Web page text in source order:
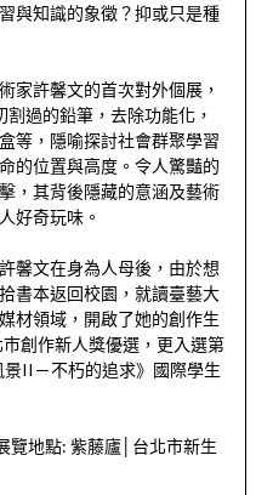
與知識的象徵？抑或只是種
家許馨文的首次對外個展，
過的鉛筆，去除功能化，
等，隱喻探討社會群聚學習
的位置與高度。令人驚豔的
，其背後隱藏的意涵及藝術
好奇玩味。
馨文在身為人母後，由於想
書本返回校園，就讀臺藝大
材領域，開啟了她的創作生
創作新人獎優選，更入選第
II－不朽的追求》國際學生
覽地點: 紫藤廬│台北市新生